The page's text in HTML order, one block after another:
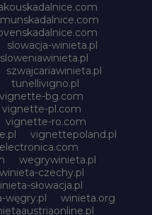
slowacja-winieta.pl
sloweniawinieta.pl
szwajcariawinieta.pl
tunellivigno.pl
vignette-bg.com
vignette-pl.com
vignette-ro.com
vignettepoland.pl
wegrywinieta.pl
winieta-czechy.pl
słowacja.pl
węgry.pl
winieta.org